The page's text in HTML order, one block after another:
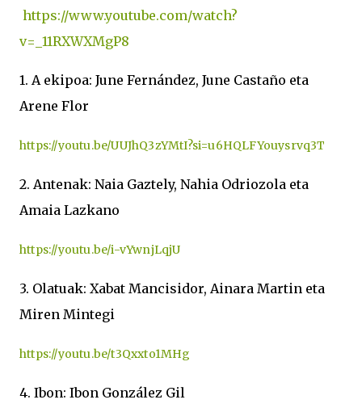
https://www.youtube.com/watch?
v=_11RXWXMgP8
1. A ekipoa: June Fernández, June Castaño eta
Arene Flor
https://youtu.be/UUJhQ3zYMtI?si=u6HQLFYouysrvq3T
2. Antenak: Naia Gaztely, Nahia Odriozola eta
Amaia Lazkano
https://youtu.be/i-vYwnjLqjU
3. Olatuak: Xabat Mancisidor, Ainara Martin eta
Miren Mintegi
https://youtu.be/t3Qxxto1MHg
4. Ibon: Ibon González Gil